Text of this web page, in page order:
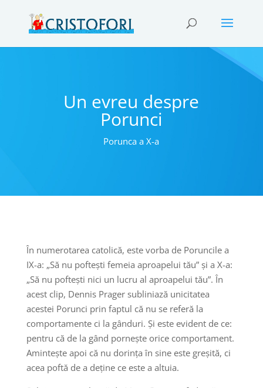
Un evreu despre
Porunci
Porunca a X-a
În numerotarea catolică, este vorba de Poruncile a
IX-a: „Să nu poftești femeia aproapelui tău” și a X-a:
„Să nu poftești nici un lucru al aproapelui tău”. În
acest clip, Dennis Prager subliniază unicitatea
acestei Porunci prin faptul că nu se referă la
comportamente ci la gânduri. Și este evident de ce:
pentru că de la gând pornește orice comportament.
Amintește apoi că nu dorința în sine este greșită, ci
acea poftă de a deține ce este a altuia.